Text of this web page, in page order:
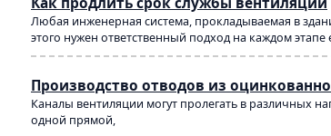
Любая инженерная система, прокладываемая в
этого нужен ответственный подход на каждом этапе
Производство отводов из
Каналы вентиляции могут пролегать в различных
одной прямой,